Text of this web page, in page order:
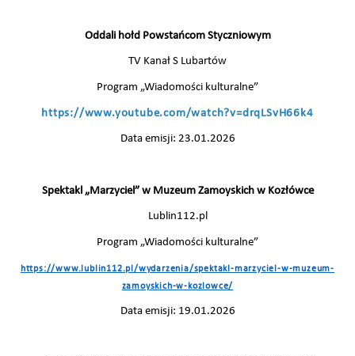
Oddali hołd Powstańcom Styczniowym
TV Kanał S Lubartów
Program „Wiadomości kulturalne”
https://www.youtube.com/watch?v=drqLSvH66k4
Data emisji: 23.01.2026
Spektakl „Marzyciel” w Muzeum Zamoyskich w Kozłówce
Lublin112.pl
Program „Wiadomości kulturalne”
https://www.lublin112.pl/wydarzenia/spektakl-marzyciel-w-muzeum-
zamoyskich-w-kozlowce/
Data emisji: 19.01.2026